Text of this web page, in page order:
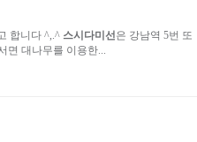
합니다 ^,.^ 스시다미선은 강남역 5번 또
면 대나무를 이용한...